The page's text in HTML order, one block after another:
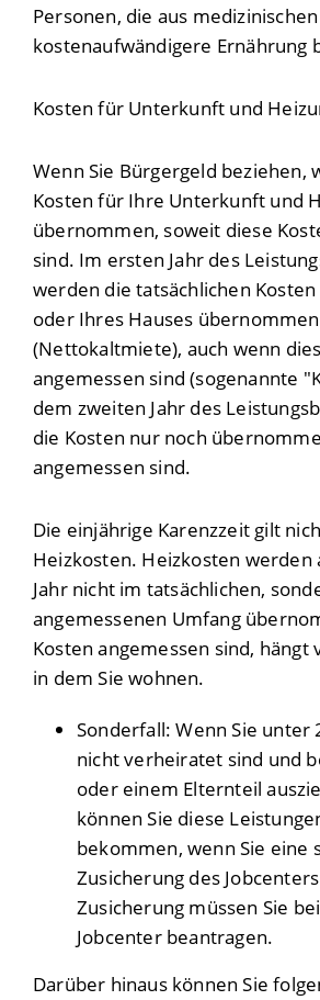
Personen, die aus
kostenaufwändigere Ernährung
Kosten für Unterkunft und
Wenn Sie Bürgergeld beziehen,
Kosten für Ihre Unterkunft und
übernommen, soweit diese
sind. Im ersten Jahr des
werden die tatsächlichen
oder Ihres Hauses übernommen
(Nettokaltmiete), auch wenn
angemessen sind (sogenannte
dem zweiten Jahr des
die Kosten nur noch
angemessen sind.
Die einjährige Karenzzeit gilt
Heizkosten. Heizkosten werden
Jahr nicht im tatsächlichen,
angemessenen Umfang
Kosten angemessen sind, hängt
in dem Sie wohnen.
Sonderfall: Wenn Sie unter
nicht verheiratet sind und
oder einem Elternteil
können Sie diese
bekommen, wenn Sie eine
Zusicherung des
Zusicherung müssen Sie
Jobcenter beantragen.
Darüber hinaus können Sie